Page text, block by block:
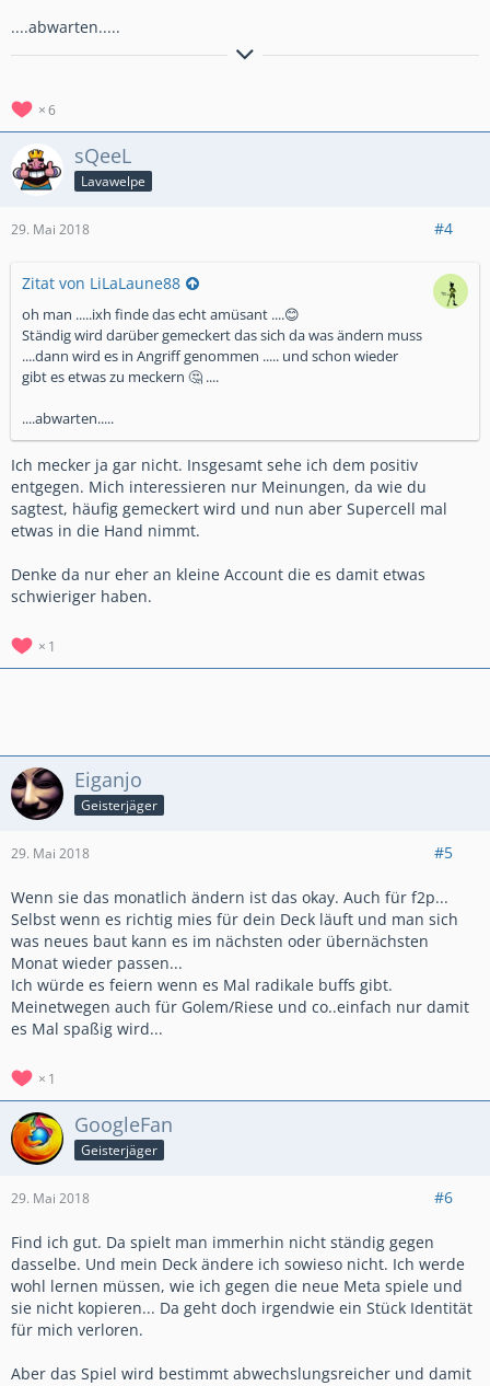
....abwarten.....
....Du träumst Nachts vom Schweinereiter und grünen
....Dann bist du bei uns genau richtig!!
🔜 Nordwall
WIR FREUEN UNS AUF DICH ❗
Discord vorhanden
https://discord.gg/ejH2Dr
6
sQeeL
Lavawelpe
29. Mai 2018 #4
Zitat von LiLaLaune88
oh man .....ixh finde das echt amüsant ....😊
Ständig wird darüber gemeckert das sich da was ändern muss
....dann wird es in Angriff genommen ..... und schon wieder
gibt es etwas zu meckern 🤔 ....
....abwarten.....
Ich mecker ja gar nicht. Insgesamt sehe ich dem positiv
entgegen. Mich interessieren nur Meinungen, da wie du
sagtest, häufig gemeckert wird und nun aber Supercell mal
etwas in die Hand nimmt.
Denke da nur eher an kleine Account die es damit etwas
schwieriger haben.
1
Eiganjo
Geisterjäger
29. Mai 2018 #5
Wenn sie das monatlich ändern ist das okay. Auch für f2p...
Selbst wenn es richtig mies für dein Deck läuft und man sich
was neues baut kann es im nächsten oder übernächsten
Monat wieder passen...
Ich würde es feiern wenn es Mal radikale buffs gibt.
Meinetwegen auch für Golem/Riese und co..einfach nur damit
es Mal spaßig wird...
1
GoogleFan
Geisterjäger
29. Mai 2018 #6
Find ich gut. Da spielt man immerhin nicht ständig gegen
dasselbe. Und mein Deck ändere ich sowieso nicht. Ich werde
wohl lernen müssen, wie ich gegen die neue Meta spiele und
sie nicht kopieren... Da geht doch irgendwie ein Stück Identität
für mich verloren.
Aber das Spiel wird bestimmt abwechslungsreicher und damit